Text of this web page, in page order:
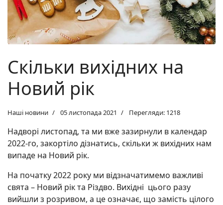
Скільки вихідних на
Новий рік
Наші новини 05 листопада 2021 Перегляди: 1218
Надворі листопад, та ми вже зазирнули в календар
2022-го, закортіло дізнатись, скільки ж вихідних нам
випаде на Новий рік.
На початку 2022 року ми відзначатимемо важливі
свята – Новий рік та Різдво. Вихідні цього разу
вийшли з розривом, а це означає, що замість цілого